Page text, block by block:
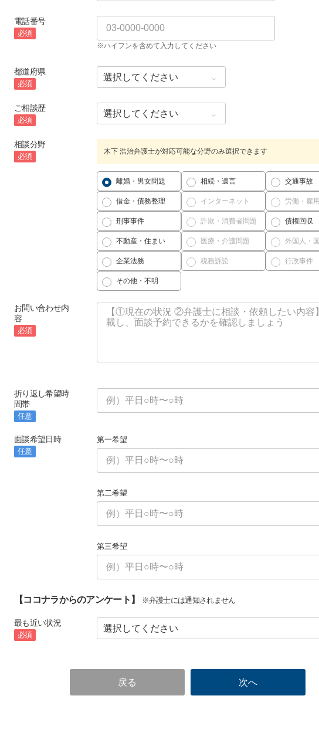
電話番号
必須
※ハイフンを含めて入力してください
都道府県
必須
ご相談歴
必須
相談分野
必須
木下 浩治弁護士が対応可能な分野のみ選択できます
離婚・男女問題 相続・遺言 交通事故
借金・債務整理 インターネット 労働・雇
刑事事件 詐欺・消費者問題 債権回収
不動産・住まい 医療・介護問題 外国人・
企業法務 税務訴訟 行政事件
その他・不明
お問い合わせ内
容
必須
折り返し希望時
間帯
任意
面談希望日時
任意
第一希望
第二希望
第三希望
【ココナラからのアンケート】 ※弁護士には通知されません
最も近い状況
必須